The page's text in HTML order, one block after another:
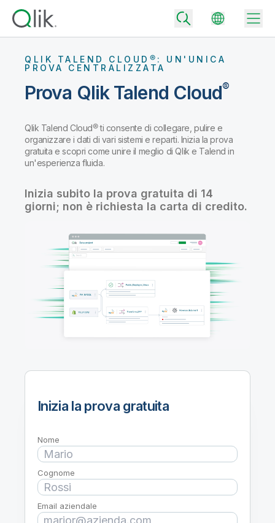
Back
Community
Assistenza clienti
Portale dei clienti
Onboarding
Documentazione di prodotto
Azienda
Opportunità di lavoro
Ultime notizie
Sedi nel mondo
Talend
Back
Perché Qlik
Trasforma i tuoi dati in risultati aziendali di successo
Integrazioni e partner tecnologici
Aumenta il valore degli strumenti di analisi e integrazione di Qlik
Integrazione dei dati
Analisi e AI
Tutti i prodotti
Back
Fornisci rapidamente dati affidabili per supportare decisioni più
intelligenti con il giusto piano di integrazione dei dati.
Piani per analytics
Ottieni insight e risultati migliori con il giusto piano di analytics.
Back
Eventi e Webinar
Libreria risorse
QLIK TALEND CLOUD®: UN'UNICA
PROVA CENTRALIZZATA
Prova Qlik Talend Cloud®
Qlik Talend Cloud® ti consente di collegare, pulire e
organizzare i dati di vari sistemi e reparti. Inizia la prova
gratuita e scopri come unire il meglio di Qlik e Talend in
un'esperienza fluida.
Inizia subito la prova gratuita di 14
giorni; non è richiesta la carta di credito.
Inizia la prova gratuita
Nome
Cognome
Email aziendale